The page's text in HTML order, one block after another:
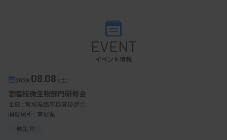
EVENT
イベント情報
2026. 08.08（土）
宮臨技微生物部門研修会
主催 : 宮城県臨床検査技師会
開催場所 : 宮城県
微生物